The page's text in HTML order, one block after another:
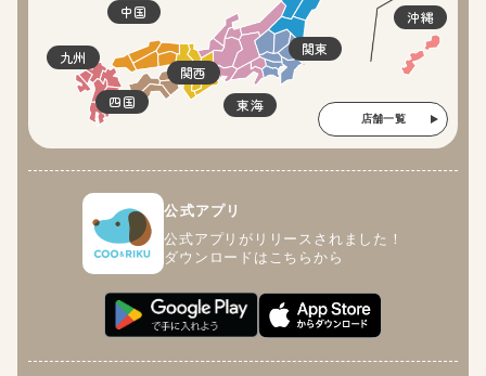
関東
東海
関西
四国
中国
九州
沖縄
店舗一覧
公式アプリ
公式アプリがリリースされました！
ダウンロードはこちらから